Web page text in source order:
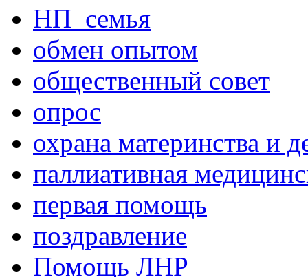
НП_семья
обмен опытом
общественный совет
опрос
охрана материнства и
паллиативная
первая помощь
поздравление
Помощь ЛНР